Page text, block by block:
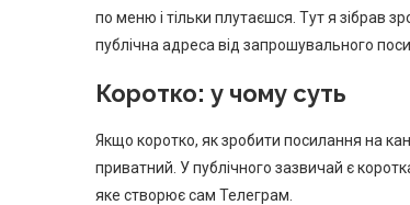
по меню і тільки плутаєшся. Тут я зібрав
публічна адреса від запрошувального
Коротко: у чому суть
Якщо коротко, як зробити посилання на
приватний. У публічного зазвичай є
яке створює сам Телеграм.